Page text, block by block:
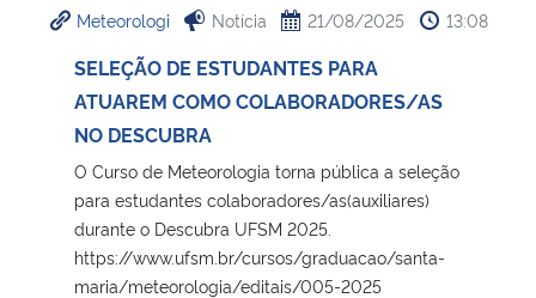
Ministério da Cidadania
Ministério da Saúde
Ministério de Minas e Energia
Ministério da Ciência, Tecnologia, Inovações e Comunicações
Ministério do Meio Ambiente
Meteorologi Notícia 21/08/2025 13:08
SELEÇÃO DE ESTUDANTES PARA
ATUAREM COMO COLABORADORES/AS
NO DESCUBRA
O Curso de Meteorologia torna pública a seleção
para estudantes colaboradores/as(auxiliares)
durante o Descubra UFSM 2025.
https://www.ufsm.br/cursos/graduacao/santa-
maria/meteorologia/editais/005-2025